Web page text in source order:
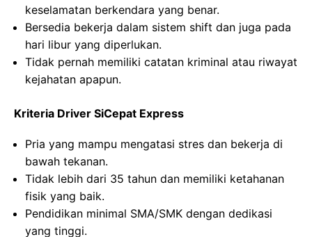
keselamatan berkendara yang benar.
Bersedia bekerja dalam sistem shift dan juga pada
hari libur yang diperlukan.
Tidak pernah memiliki catatan kriminal atau riwayat
kejahatan apapun.
Kriteria Driver SiCepat Express
Pria yang mampu mengatasi stres dan bekerja di
bawah tekanan.
Tidak lebih dari 35 tahun dan memiliki ketahanan
fisik yang baik.
Pendidikan minimal SMA/SMK dengan dedikasi
yang tinggi.